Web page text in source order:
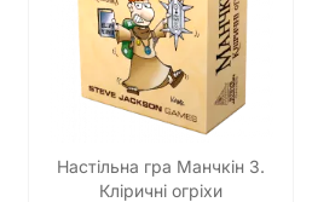
Настільна гра Манчкін 3.
Кліричні огріхи